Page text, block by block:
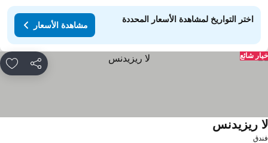
اختر التواريخ لمشاهدة الأسعار المحددة
مشاهدة الأسعار
مشاركة
شائع
ريزيدنس